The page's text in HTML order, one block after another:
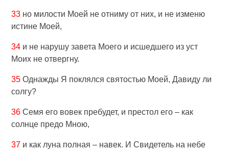
33 но милости Моей не отниму от них, и не изменю
истине Моей,
34 и не нарушу завета Моего и исшедшего из уст
Моих не отвергну.
35 Однажды Я поклялся святостью Моей, Давиду ли
солгу?
36 Семя его вовек пребудет, и престол его – как
солнце предо Мною,
37 и как луна полная – навек. И Свидетель на небе